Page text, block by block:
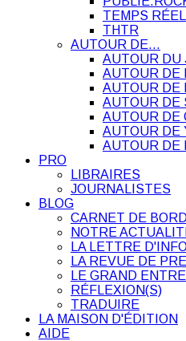
TEMPS RÉEL
THTR
AUTOUR DE…
AUTOUR DU
AUTOUR DE
AUTOUR DE
AUTOUR DE
AUTOUR DE
AUTOUR DE
AUTOUR DE
PRO
LIBRAIRES
JOURNALISTES
BLOG
CARNET DE
NOTRE
LA LETTRE
LA REVUE DE
LE GRAND
RÉFLEXION(S)
TRADUIRE
LA MAISON D'ÉDITION
AIDE